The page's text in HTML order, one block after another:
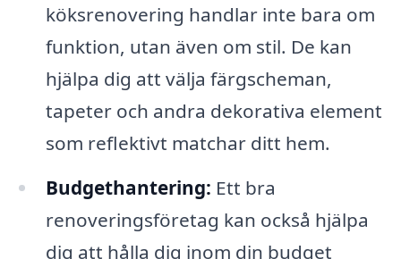
köksrenovering handlar inte bara om
funktion, utan även om stil. De kan
hjälpa dig att välja färgscheman,
tapeter och andra dekorativa element
som reflektivt matchar ditt hem.
Budgethantering: Ett bra
renoveringsföretag kan också hjälpa
dig att hålla dig inom din budget